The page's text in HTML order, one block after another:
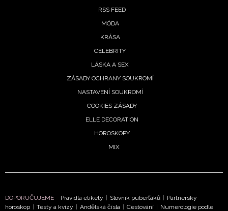
RSS FEED
MÓDA
KRÁSA
CELEBRITY
LÁSKA A SEX
ZÁSADY OCHRANY SOUKROMÍ
NASTAVENÍ SOUKROMÍ
COOKIES ZÁSADY
ELLE DECORATION
HOROSKOPY
MIX
DOPORUČUJEME Pravidla etikety | Slovník puberťáků | Partnerský
horoskop | Testy a kvízy | Andělská čísla | Cestování | Numerologie podle